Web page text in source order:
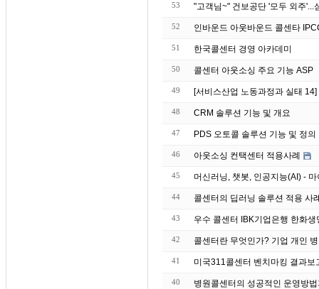
53
52 인바운드 아웃바운드 콜센타
51 한국콜센터 경영 아카데미
50 콜센터 아웃소싱 주요 기능 ASP
49 [서비스산업 노동과정과 실태
48 CRM 솔루션 기능 및 개요
47 PDS 오토콜 솔루션 기능 및 정의
46 아웃소싱 컨택센터 적용사례
45 머신러닝, 챗봇, 인공지능(AI) -
44
43 우수 콜센터 IBK기업
42 콜센터란 무엇인가? 기업 개인
41 미국311콜센터 벤치마킹 결과보
40 병원콜센터의 성공적인 운영방